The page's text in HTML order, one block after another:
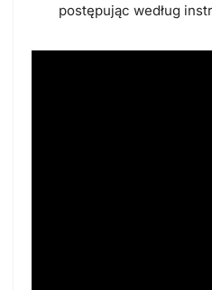
postępując według